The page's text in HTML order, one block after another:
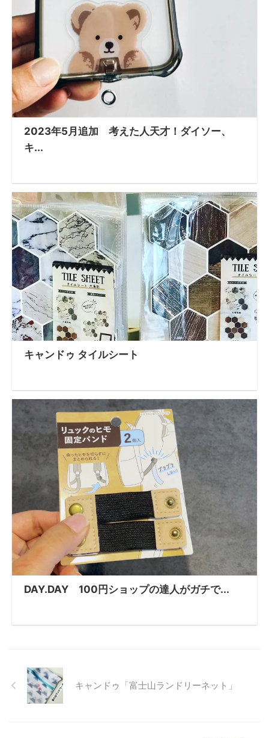
2023年5月追加 考えた人天才！ダイソー、
キ...
キャンドゥ タイルシート
DAY.DAY 100円ショップの達人がガチで...
キャンドゥ「富士山ランドリーネット」